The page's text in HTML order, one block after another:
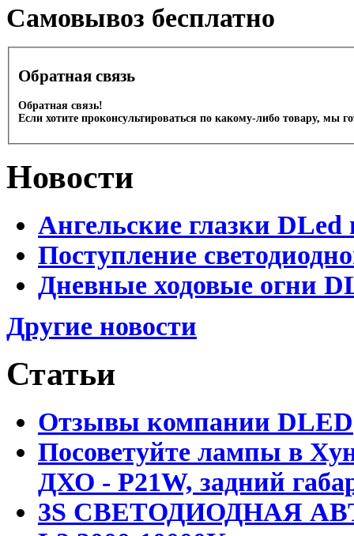
Cамовывоз бесплатно
Обратная связь
Обратная связь!
Если хотите проконсультироваться по какому-либо товару, мы
Новости
Ангельские глазки DLed
Поступление
Дневные ходовые огни
Другие новости
Статьи
Отзывы компании DLED
Посоветуйте лампы в
ДХО - P21W, задний
3S СВЕТОДИОДНАЯ